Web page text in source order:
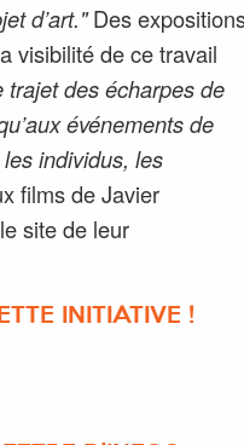
d’art."Des
visibilité de ce travail
trajet des écharpes de
événements de
individus, les
films de Javier
site de leur
INITIATIVE !